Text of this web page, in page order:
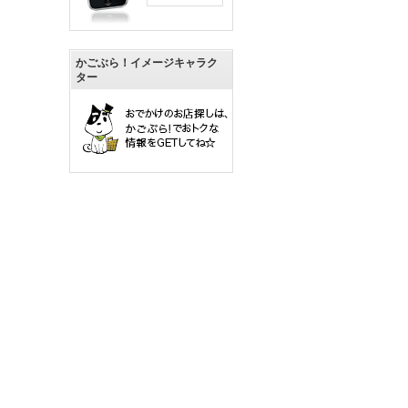
かごぶら！イメージキャラク
ター